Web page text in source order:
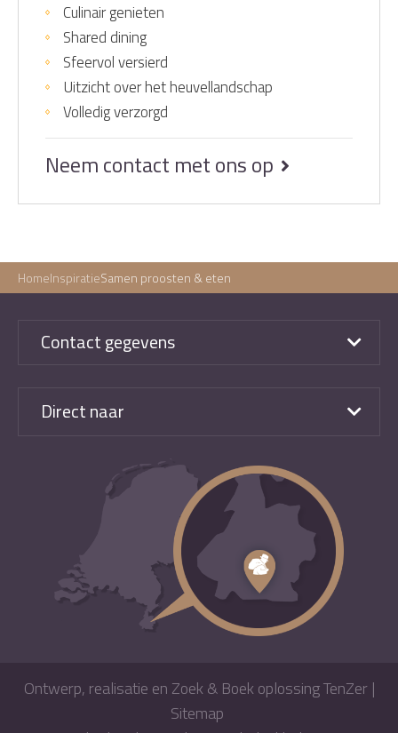
Culinair genieten
Shared dining
Sfeervol versierd
Uitzicht over het heuvellandschap
Volledig verzorgd
Neem contact met ons op
HomeInspiratieSamen proosten & eten
Contact gegevens
Direct naar
Ontwerp, realisatie en Zoek & Boek oplossing TenZer|
Sitemap